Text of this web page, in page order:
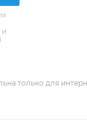
и
только для